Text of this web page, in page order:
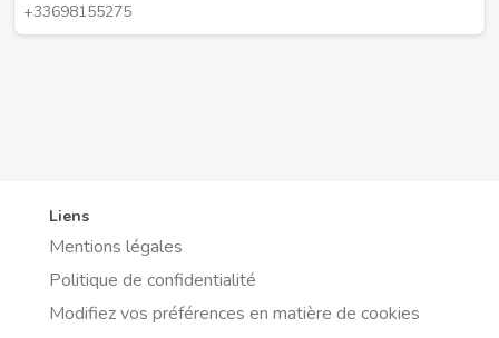
+33698155275
Liens
Mentions légales
Politique de confidentialité
Modifiez vos préférences en matière de cookies